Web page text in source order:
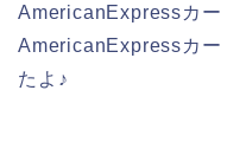
AmericanExpressカー
AmericanExpressカー
たよ♪